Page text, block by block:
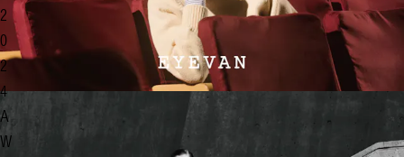
2
0
2
4
A
W